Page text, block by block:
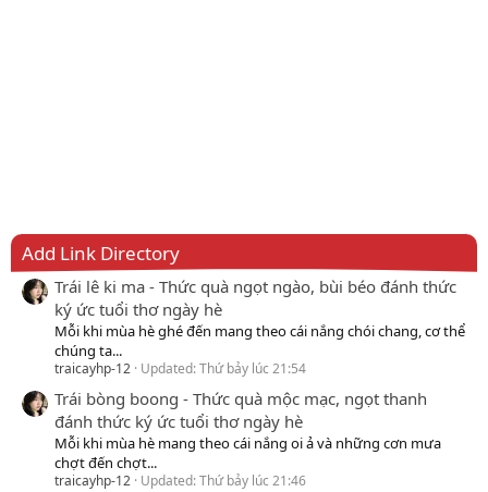
Add Link Directory
Trái lê ki ma - Thức quà ngọt ngào, bùi béo đánh thức
ký ức tuổi thơ ngày hè
Mỗi khi mùa hè ghé đến mang theo cái nắng chói chang, cơ thể
chúng ta...
traicayhp-12 Updated:Thứ bảy lúc 21:54
Trái bòng boong - Thức quà mộc mạc, ngọt thanh
đánh thức ký ức tuổi thơ ngày hè
Mỗi khi mùa hè mang theo cái nắng oi ả và những cơn mưa
chợt đến chợt...
traicayhp-12 Updated:Thứ bảy lúc 21:46